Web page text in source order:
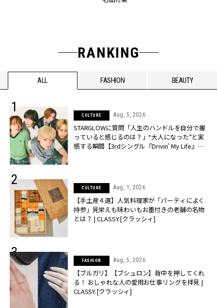
RANKING
ALL FASHION BEAUTY
CULTURE Aug, 5, 2026
STARGLOWに質問「人生のハンドルを自分で握
っていると感じるのは？」“大️人になった”と実
感する瞬間【3rdシングル『Drivin' My Life』発
CULTURE Aug, 1, 2026
【手土産４選】人気料理家が「パーティによく
持参」見栄えも味わいもお墨付きの老舗の名物
とは？ | CLASSY.[クラッシィ]
FASHION Aug, 5, 2026
【ブルガリ】【ブシュロン】背中を押してくれ
る！ おしゃれな人の愛用お仕事リングを拝見 |
CLASSY.[クラッシィ]